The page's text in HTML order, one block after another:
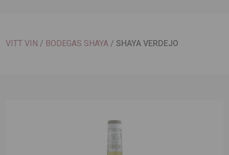
VITT VIN / BODEGAS SHAYA / SHAYA VERDEJO